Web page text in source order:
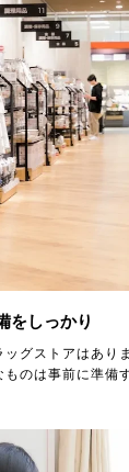
をしっかり
グストアはあり
のは事前に準備